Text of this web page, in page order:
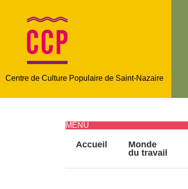
Centre de Culture Populaire de Saint-Nazaire
MENU
Accueil
Monde
du travail